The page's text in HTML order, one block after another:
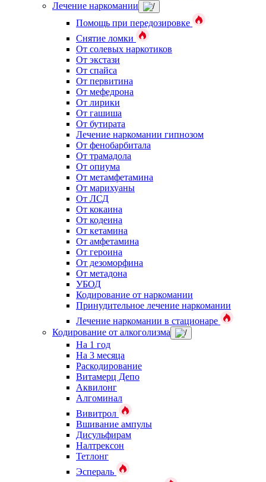
Лечение наркомании
Помощь при передозировке
Снятие ломки
От солевых наркотиков
От экстази
От спайса
От первитина
От мефедрона
От лирики
От гашиша
От бутирата
Лечение наркомании гипнозом
От фенобарбитала
От трамадола
От опиума
От метамфетамина
От марихуаны
От ЛСД
От кокаина
От кодеина
От кетамина
От амфетамина
От героина
От дезоморфина
От метадона
УБОД
Кодирование от наркомании
Принудительное лечение наркомании
Лечение наркомании в стационаре
Кодирование от алкоголизма
На 1 год
На 3 месяца
Раскодирование
Витамерц Депо
Аквилонг
Алгоминал
Вивитрол
Вшивание ампулы
Дисульфирам
Налтрексон
Тетлонг
Эспераль